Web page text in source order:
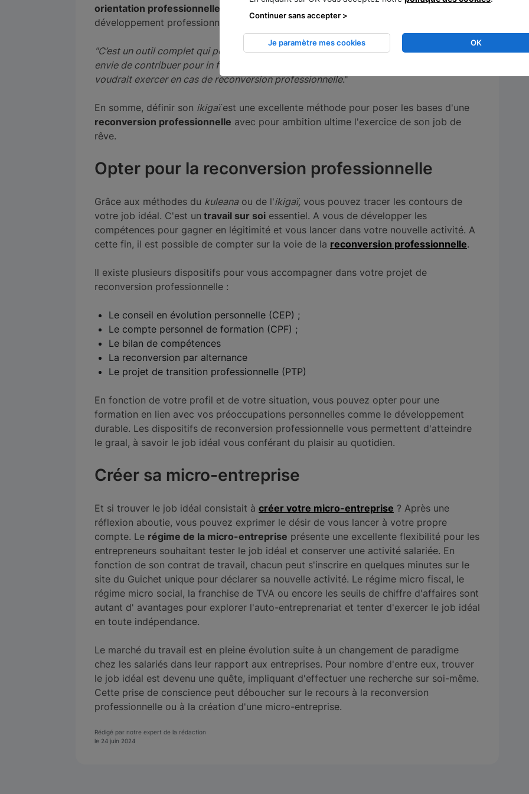
orientation professionnelle
développement professionnel. Isabelle Biarnes-Poulliat définit ainsi l'
"C’est un outil complet qui permet d’identifier ce que l’on aime faire et ce à quoi on a
envie de contribuer pour in fine donner du sens au travail que l’on exerce ou que l’on
voudrait exercer en cas de reconversion professionnelle."
En somme, définir son ikigaïest une excellente méthode pour poser les bases d'une
reconversion professionnelle avec pour ambition ultime l'exercice de son job de
rêve.
Opter pour la reconversion professionnelle
Grâce aux méthodes du kuleanaou de l'ikigaï, vous pouvez tracer les contours de
votre job idéal. C'est un travail sur soi essentiel. A vous de développer les
compétences pour gagner en légitimité et vous lancer dans votre nouvelle activité. A
cette fin, il est possible de compter sur la voie de la reconversion professionnelle.
Il existe plusieurs dispositifs pour vous accompagner dans votre projet de
reconversion professionnelle :
Le conseil en évolution personnelle (CEP) ;
Le compte personnel de formation (CPF) ;
Le bilan de compétences
La reconversion par alternance
Le projet de transition professionnelle (PTP)
En fonction de votre profil et de votre situation, vous pouvez opter pour une
formation en lien avec vos préoccupations personnelles comme le développement
durable. Les dispositifs de reconversion professionnelle vous permettent d'atteindre
le graal, à savoir le job idéal vous conférant du plaisir au quotidien.
Créer sa micro-entreprise
Et si trouver le job idéal consistait à créer votre micro-entreprise ? Après une
réflexion aboutie, vous pouvez exprimer le désir de vous lancer à votre propre
compte. Le régime de la micro-entreprise présente une excellente flexibilité pour les
entrepreneurs souhaitant tester le job idéal et conserver une activité salariée. En
fonction de son contrat de travail, chacun peut s'inscrire en quelques minutes sur le
site du Guichet unique pour déclarer sa nouvelle activité. Le régime micro fiscal, le
régime micro social, la franchise de TVA ou encore les seuils de chiffre d'affaires sont
autant d' avantages pour explorer l'auto-entreprenariat et tenter d'exercer le job idéal
en toute indépendance.
Le marché du travail est en pleine évolution suite à un changement de paradigme
chez les salariés dans leur rapport aux entreprises. Pour nombre d'entre eux, trouver
le job idéal est devenu une quête, impliquant d'effectuer une recherche sur soi-même.
Cette prise de conscience peut déboucher sur le recours à la reconversion
professionnelle ou à la création d'une micro-entreprise.
Rédigé par notre expert de la rédaction
le 24 juin 2024
OK
Je paramètre mes cookies
Continuer sans accepter >